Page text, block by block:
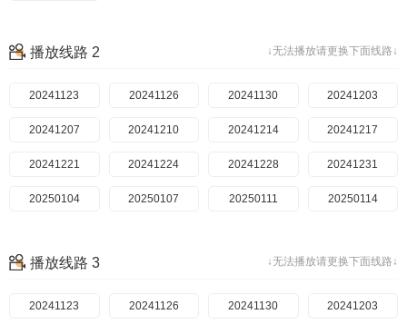
↓无法播放请更换下面线路↓
播放线路 2
20241123 20241126 20241130 20241203
20241207 20241210 20241214 20241217
20241221 20241224 20241228 20241231
20250104 20250107 20250111 20250114
↓无法播放请更换下面线路↓
播放线路 3
20241123 20241126 20241130 20241203